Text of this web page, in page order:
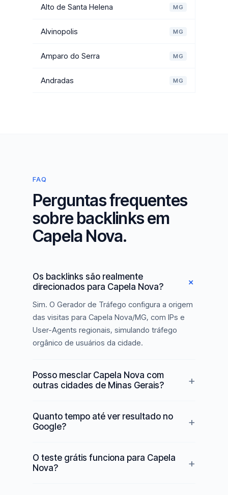
Alto de Santa Helena MG
Alvinopolis MG
Amparo do Serra MG
Andradas MG
FAQ
Perguntas frequentes
sobre backlinks em
Capela Nova.
Os backlinks são realmente
direcionados para Capela Nova?
Sim. O Gerador de Tráfego configura a origem
das visitas para Capela Nova/MG, com IPs e
User-Agents regionais, simulando tráfego
orgânico de usuários da cidade.
Posso mesclar Capela Nova com
outras cidades de Minas Gerais?
Quanto tempo até ver resultado no
Google?
O teste grátis funciona para Capela
Nova?